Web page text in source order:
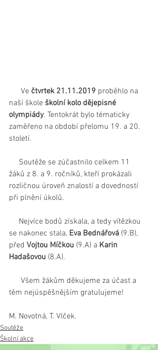
      Ve
čtvrtek 21.11.2019 proběhlo na
naší škole školní kolo dějepisné
olympiády. Tentokrát bylo tématicky
zaměřeno na období přelomu 19. a 20.
století.
žáků z 8. a 9. ročníků, kteří prokázali
rozličnou úroveň znalostí a dovedností
při plnění úkolů.
se nakonec stala, Eva Bednářová (9.B),
před Vojtou Míčkou (9.A) a Karin
Hadašovou (8.A).
těm nejúspěšnějším gratulujeme!
M. Novotná, T. Vlček.
Soutěže
Školní akce